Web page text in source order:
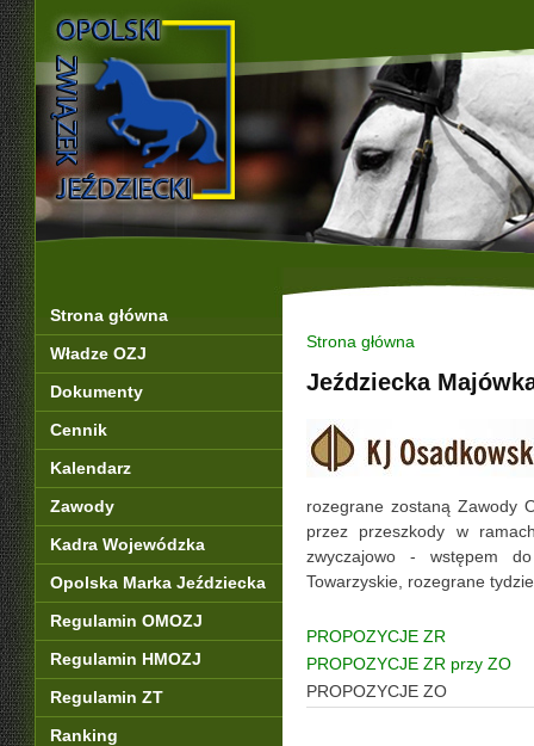
Strona główna
Władze OZJ
Dokumenty
Cennik
Kalendarz
Zawody
Kadra Wojewódzka
Opolska Marka Jeździecka
Regulamin OMOZJ
Regulamin HMOZJ
Regulamin ZT
Ranking
Strona główna
Jeździecka
rozegrane zostaną Zawody
przez przeszkody w
zwyczajowo - wstępem
Towarzyskie, rozegrane
PROPOZYCJE ZR
PROPOZYCJE ZR przy ZO
PROPOZYCJE ZO